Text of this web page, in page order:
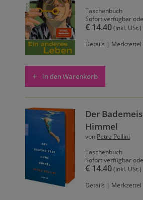
Taschenbuch
Sofort verfügbar
€ 14.40 (inkl. USt.)
Details | Merkzettel
in den Warenkorb
Der
Himmel
von Petra Pellini
Taschenbuch
Sofort verfügbar
€ 14.40 (inkl. USt.)
Details | Merkzettel